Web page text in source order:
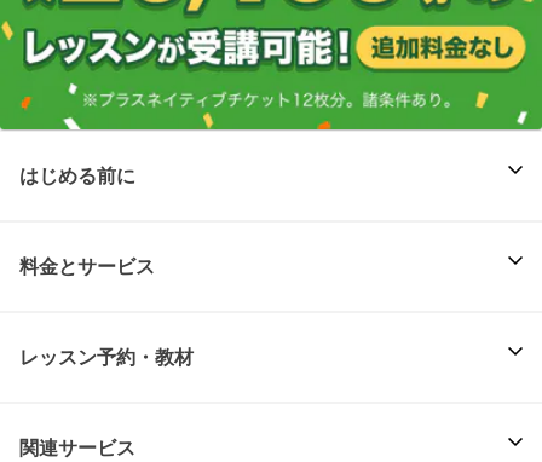
はじめる前に
料金とサービス
レッスン予約・教材
関連サービス